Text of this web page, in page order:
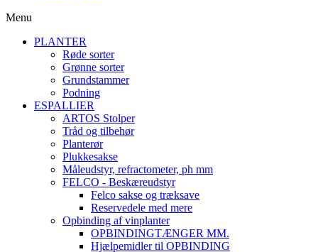
Menu
PLANTER
Røde sorter
Grønne sorter
Grundstammer
Podning
ESPALLIER
ARTOS Stolper
Tråd og tilbehør
Planterør
Plukkesakse
Måleudstyr, refractometer, ph mm
FELCO - Beskæreudstyr
Felco sakse og træksave
Reservedele med mere
Opbinding af vinplanter
OPBINDINGTÆNGER MM.
Hjælpemidler til OPBINDING